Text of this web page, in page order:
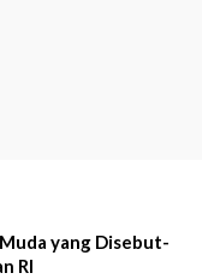
yang Disebut-
RI